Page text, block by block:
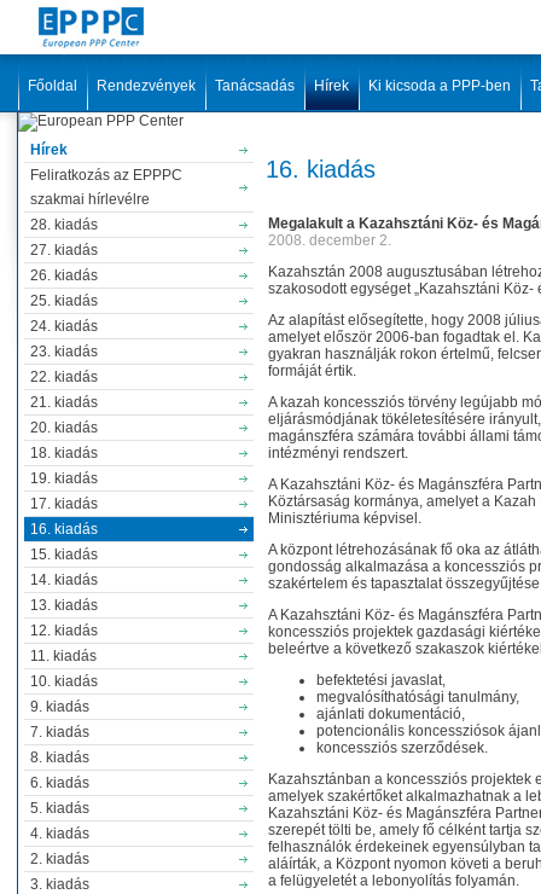
Főoldal Rendezvények Tanácsadás Hírek Ki kicsoda a PPP-ben
Hírek
Feliratkozás az EPPPC
szakmai hírlevélre
28. kiadás
27. kiadás
26. kiadás
25. kiadás
24. kiadás
23. kiadás
22. kiadás
21. kiadás
20. kiadás
18. kiadás
19. kiadás
17. kiadás
16. kiadás
15. kiadás
14. kiadás
13. kiadás
12. kiadás
11. kiadás
10. kiadás
9. kiadás
7. kiadás
8. kiadás
6. kiadás
5. kiadás
4. kiadás
2. kiadás
3. kiadás
16. kiadás
Megalakult a Kazahsztáni Köz- és
2008. december 2.
Kazahsztán 2008 augusztusában
szakosodott egységet „Kazahsztáni
Az alapítást elősegítette, hogy 2008
amelyet először 2006-ban fogadtak el.
gyakran használják rokon értelmű,
formáját értik.
A kazah koncessziós törvény legújabb
eljárásmódjának tökéletesítésére
magánszféra számára további állami
intézményi rendszert.
A Kazahsztáni Köz- és Magánszféra
Köztársaság kormánya, amelyet a
Minisztériuma képvisel.
A központ létrehozásának fő oka az
gondosság alkalmazása a koncessziós
szakértelem és tapasztalat
A Kazahsztáni Köz- és Magánszféra
koncessziós projektek gazdasági
beleértve a következő szakaszok
befektetési javaslat,
megvalósíthatósági tanulmány,
ajánlati dokumentáció,
potencionális koncessziósok
koncessziós szerződések.
Kazahsztánban a koncessziós projektek
amelyek szakértőket alkalmazhatnak a
Kazahsztáni Köz- és Magánszféra
szerepét tölti be, amely fő célként tartja
felhasználók érdekeinek egyensúlyban
aláírták, a Központ nyomon követi a
a felügyeletét a lebonyolítás folyamán.